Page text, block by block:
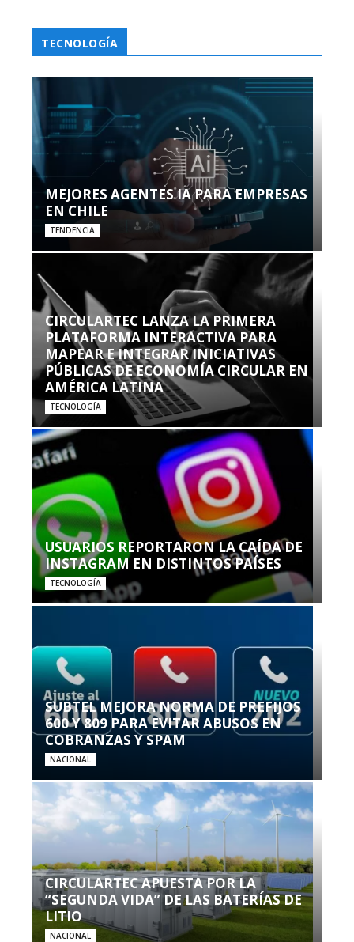
TECNOLOGÍA
MEJORES AGENTES IA PARA EMPRESAS
EN CHILE
TENDENCIA
CIRCULARTEC LANZA LA PRIMERA
PLATAFORMA INTERACTIVA PARA
MAPEAR E INTEGRAR INICIATIVAS
PÚBLICAS DE ECONOMÍA CIRCULAR EN
AMÉRICA LATINA
TECNOLOGÍA
USUARIOS REPORTARON LA CAÍDA DE
INSTAGRAM EN DISTINTOS PAÍSES
TECNOLOGÍA
SUBTEL MEJORA NORMA DE PREFIJOS
600 Y 809 PARA EVITAR ABUSOS EN
COBRANZAS Y SPAM
NACIONAL
CIRCULARTEC APUESTA POR LA
“SEGUNDA VIDA” DE LAS BATERÍAS DE
LITIO
NACIONAL